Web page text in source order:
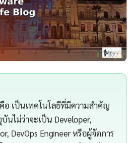
คือ เป็นเทคโนโลยีที่มีความสำคัญ
นไม่ว่าจะเป็น Developer,
DevOps Engineer หรือผู้จัดการ